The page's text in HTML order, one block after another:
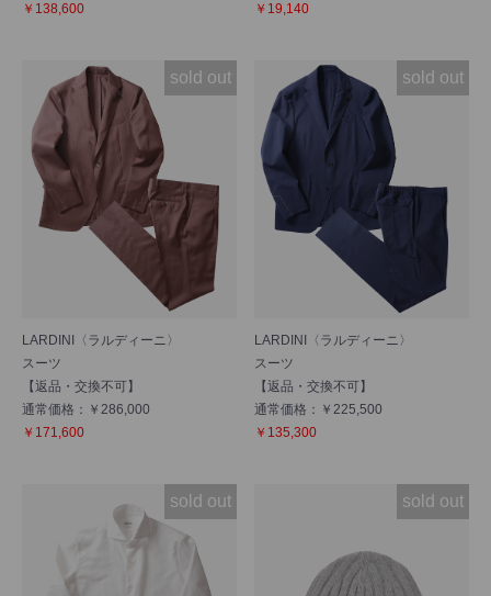
￥138,600 ￥19,140
NEW
sold out
LARDINI〈ラルディーニ〉
スーツ
【返品・交換不可】
通常価格：￥286,000
￥171,600
NEW
sold out
LARDINI〈ラルディーニ〉
スーツ
【返品・交換不可】
通常価格：￥225,500
￥135,300
NEW
sold out sold out